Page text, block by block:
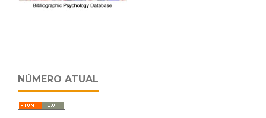
NÚMERO ATUAL